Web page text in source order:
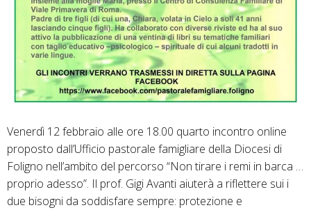
Venerdì 12 febbraio alle ore 18.00 quarto incontro online
proposto dall’Ufficio pastorale famigliare della Diocesi di
Foligno nell’ambito del percorso “Non tirare i remi in barca …
proprio adesso”. Il prof. Gigi Avanti aiuterà a riflettere sui i
due bisogni da soddisfare sempre: protezione e